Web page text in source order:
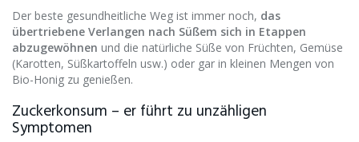
Der beste gesundheitliche Weg ist immer noch, das
übertriebene Verlangen nach Süßem sich in Etappen
abzugewöhnen und die natürliche Süße von Früchten, Gemüse
(Karotten, Süßkartoffeln usw.) oder gar in kleinen Mengen von
Bio-Honig zu genießen.
Zuckerkonsum – er führt zu unzähligen
Symptomen